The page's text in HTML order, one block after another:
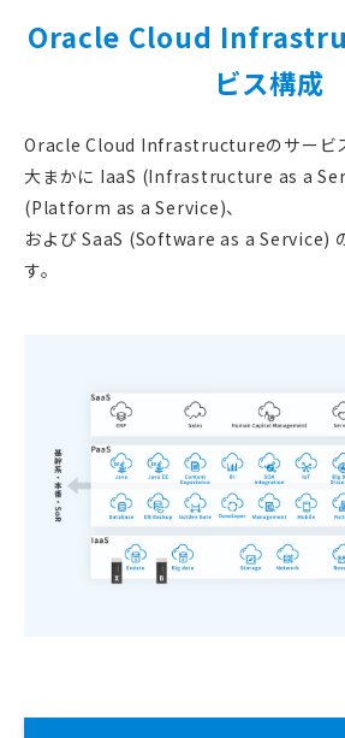
Oracle Cloud
ビス構成
Oracle Cloud Infrastructureのサービ
大まかに IaaS (Infrastructure as a
(Platform as a Service)、
および SaaS (Software as a Service)
す。